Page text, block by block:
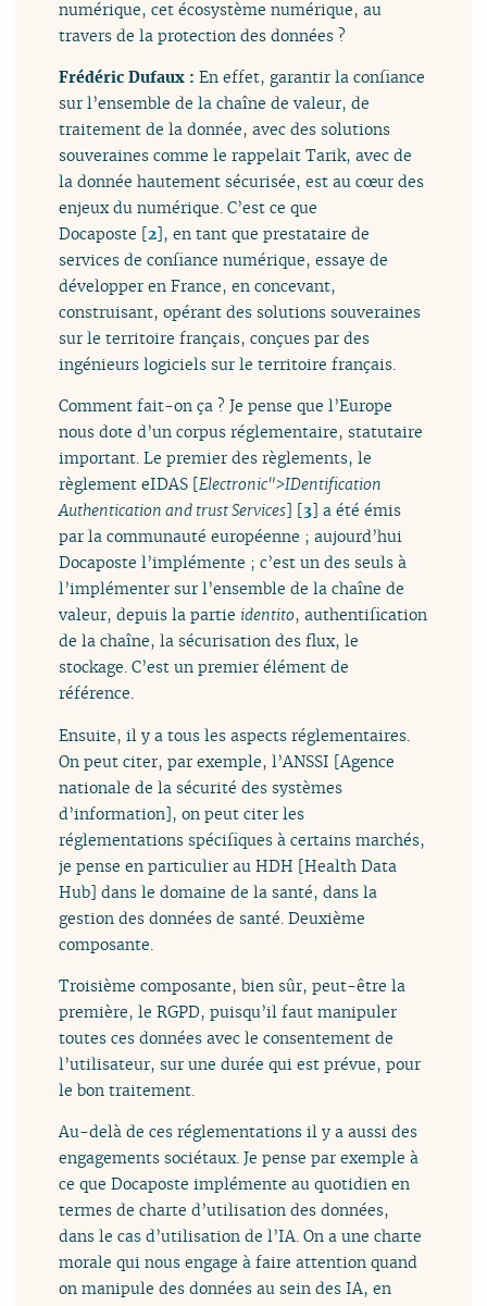
numérique, cet écosystème numérique, au
travers de la protection des données ?
Frédéric Dufaux :En effet, garantir la confiance
sur l’ensemble de la chaîne de valeur, de
traitement de la donnée, avec des solutions
souveraines comme le rappelait Tarik, avec de
la donnée hautement sécurisée, est au cœur des
enjeux du numérique. C’est ce que
Docaposte [2], en tant que prestataire de
services de confiance numérique, essaye de
développer en France, en concevant,
construisant, opérant des solutions souveraines
sur le territoire français, conçues par des
ingénieurs logiciels sur le territoire français.
Comment fait-on ça ? Je pense que l’Europe
nous dote d’un corpus réglementaire, statutaire
important. Le premier des règlements, le
règlement eIDAS [Electronic">IDentification
Authentication and trust Services] [3] a été émis
par la communauté européenne ; aujourd’hui
Docaposte l’implémente ; c’est un des seuls à
l’implémenter sur l’ensemble de la chaîne de
valeur, depuis la partie identito, authentification
de la chaîne, la sécurisation des flux, le
stockage. C’est un premier élément de
référence.
Ensuite, il y a tous les aspects réglementaires.
On peut citer, par exemple, l’ANSSI [Agence
nationale de la sécurité des systèmes
d’information], on peut citer les
réglementations spécifiques à certains marchés,
je pense en particulier au HDH [Health Data
Hub] dans le domaine de la santé, dans la
gestion des données de santé. Deuxième
composante.
Troisième composante, bien sûr, peut-être la
première, le RGPD, puisqu’il faut manipuler
toutes ces données avec le consentement de
l’utilisateur, sur une durée qui est prévue, pour
le bon traitement.
Au-delà de ces réglementations il y a aussi des
engagements sociétaux. Je pense par exemple à
ce que Docaposte implémente au quotidien en
termes de charte d’utilisation des données,
dans le cas d’utilisation de l’IA. On a une charte
morale qui nous engage à faire attention quand
on manipule des données au sein des IA, en